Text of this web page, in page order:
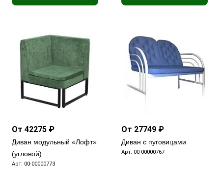
От 42275 ₽
Диван модульный «Лофт»
(угловой)
Арт. 00-00000773
От 27749 ₽
Диван с пуговицами
Арт. 00-00000767